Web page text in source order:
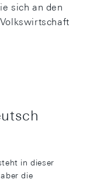
sich an den
in dieser
die